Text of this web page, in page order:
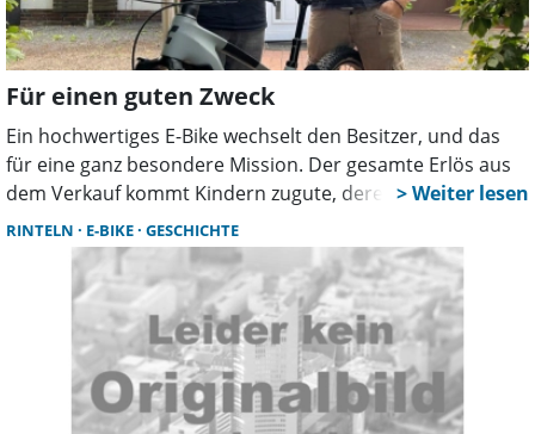
Für einen guten Zweck
Ein hochwertiges E-Bike wechselt den Besitzer, und das
für eine ganz besondere Mission. Der gesamte Erlös aus
dem Verkauf kommt Kindern zugute, deren Wünsche
sonst vielleicht unerfüllt blieben.
RINTELN E-BIKE GESCHICHTE